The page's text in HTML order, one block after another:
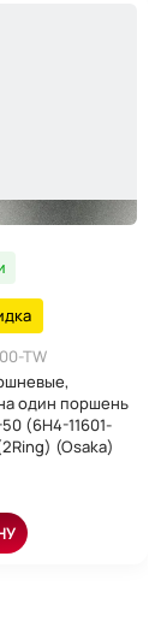
TW
один поршень
(6H4-11601-
(Osaka)